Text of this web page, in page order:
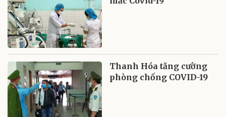
Thanh Hóa tăng cường
phòng chống COVID-19